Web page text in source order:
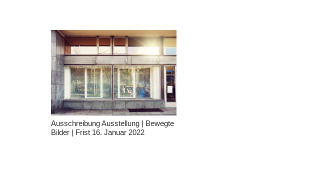
Ausschreibung Ausstellung | Bewegte
Bilder | Frist 16. Januar 2022